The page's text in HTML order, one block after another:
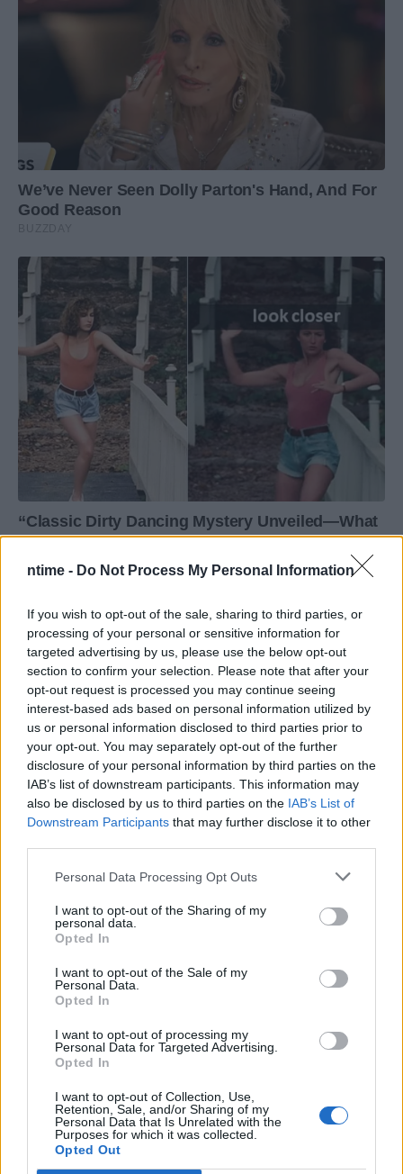
ntime - Do Not Process My Personal Information
If you wish to opt-out of the sale, sharing to third parties, or
processing of your personal or sensitive information for
targeted advertising by us, please use the below opt-out
section to confirm your selection. Please note that after your
opt-out request is processed you may continue seeing
interest-based ads based on personal information utilized by
us or personal information disclosed to third parties prior to
your opt-out. You may separately opt-out of the further
disclosure of your personal information by third parties on the
IAB’s list of downstream participants. This information may
also be disclosed by us to third parties on the IAB’s List of
Downstream Participants that may further disclose it to other
Personal Data Processing Opt Outs
I want to opt-out of the Sharing of my
personal data.
Opted In
I want to opt-out of the Sale of my
Personal Data.
Opted In
I want to opt-out of processing my
Personal Data for Targeted Advertising.
Opted In
I want to opt-out of Collection, Use,
Retention, Sale, and/or Sharing of my
Personal Data that Is Unrelated with the
Purposes for which it was collected.
Opted Out